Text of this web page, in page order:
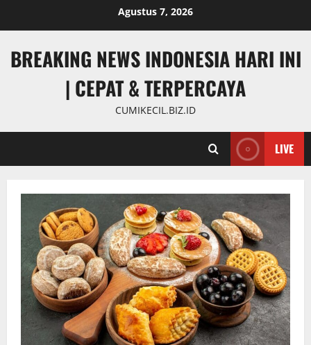
Agustus 7, 2026
BREAKING NEWS INDONESIA HARI INI
| CEPAT & TERPERCAYA
CUMIKECIL.BIZ.ID
LIVE